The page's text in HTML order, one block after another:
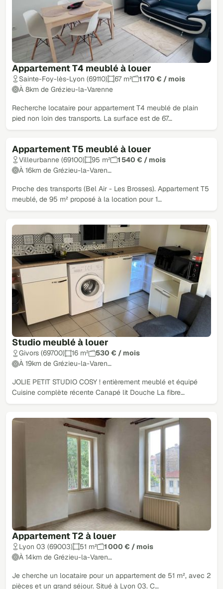
Appartement T4 meublé à louer
Sainte-Foy-lès-Lyon (69110) 67 m²
1 170 € / mois
À 8km de Grézieu-la-Varenne
Recherche locataire pour appartement T4 meublé de plain
pied non loin des transports. La surface est de 67…
Appartement T5 meublé à louer
Villeurbanne (69100) 95 m²
1 540 € / mois
À 16km de Grézieu-la-Varen…
Proche des transports (Bel Air - Les Brosses). Appartement T5
meublé, de 95 m² proposé à la location pour 1…
Studio meublé à louer
Givors (69700) 16 m²
530 € / mois
À 19km de Grézieu-la-Varen…
JOLIE PETIT STUDIO COSY ! entièrement meublé et équipé
Cuisine complète récente Canapé lit Douche La fibre…
Appartement T2 à louer
Lyon 03 (69003) 51 m²
1 000 € / mois
À 14km de Grézieu-la-Varen…
Je cherche un locataire pour un appartement de 51 m², avec 2
pièces et un grand séjour. Situé à Lyon 03. C…